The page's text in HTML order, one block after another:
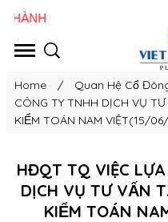
Home / Quan Hệ Cổ
CÔNG TY TNHH DỊCH VỤ
KIỂM TOÁN NAM VIỆT(15/
HĐQT TQ VIỆC
DỊCH VỤ TƯ VẤN
KIỂM TOÁN